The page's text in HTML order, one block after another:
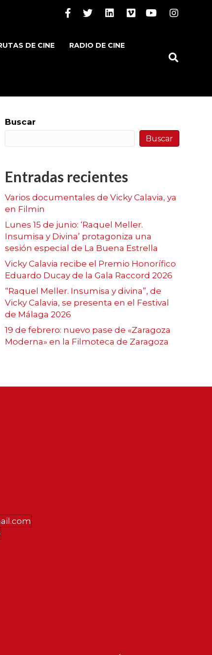
FacebookTwitterLinkedinVimeo YoutubeInstagram
DE CINE RADIO DE CINE
Buscar
Buscar
Entradas recientes
Varios documentales de Vicky Calavia, ya
en Filmin
Lunes 15 de junio: ‘Raquel Meller.
Insumisa y Divina’ protagoniza una
sesión especial de La Buena Estrella
Vicky Calavia recibe el Premio Honorífico
Eduardo Ducay de la Gala Raccord 2026
“Raquel Meller. Insumisa y divina”, de
Vicky Calavia, se presenta en el Festival
de Málaga 2026
19 de febrero: nuevo pase de «Zaragoza
Moderna» en la Filmoteca de Zaragoza